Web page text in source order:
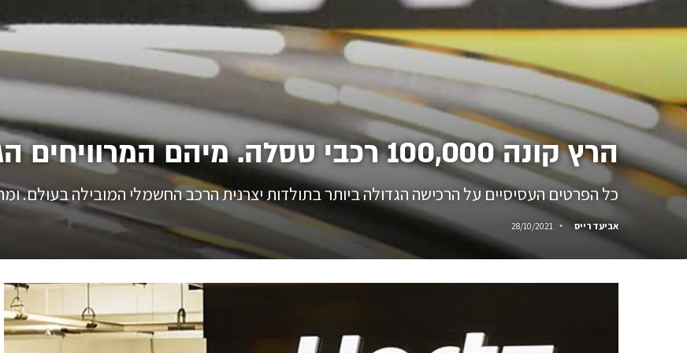
הרץ קונה 100,000 רכבי טסלה. מיהם המרוויחים הגדולים מהעסקה?
כל הפרטים העסיסיים על הרכישה הגדולה ביותר בתולדות יצרנית הרכב החשמלי המובילה בעולם.
אביעד רייס 28/10/2021